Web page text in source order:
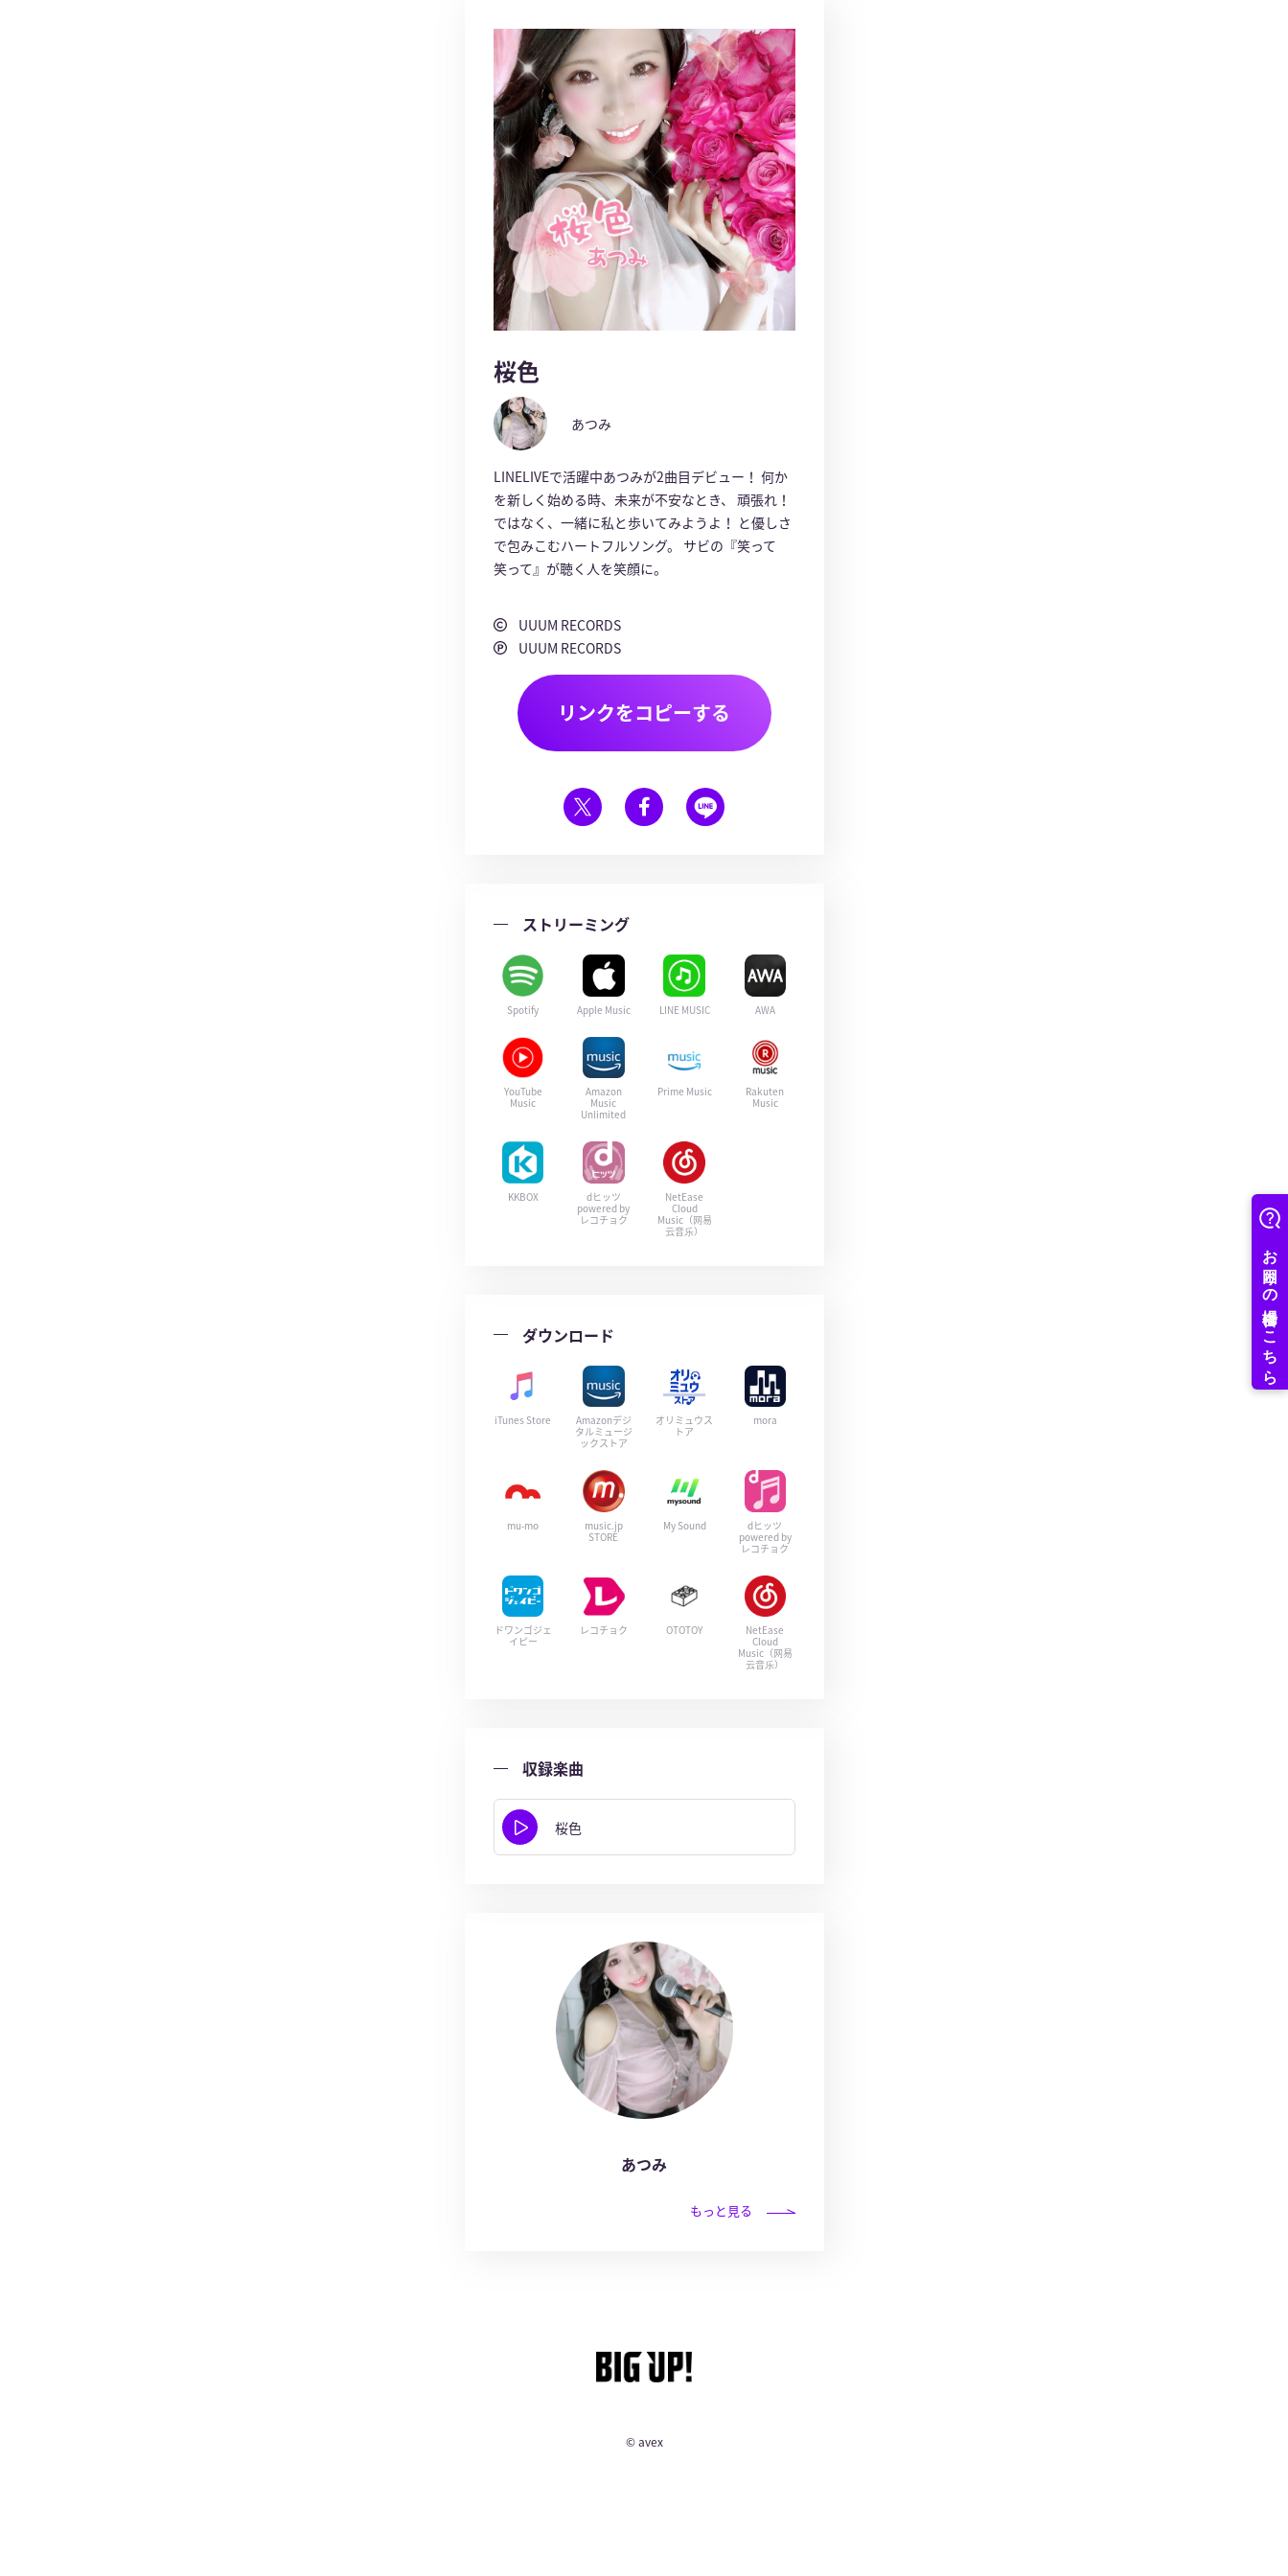
桜色
あつみ
LINELIVEで活躍中あつみが2曲目デビュー！ 何か
を新しく始める時、未来が不安なとき、 頑張れ！
ではなく、一緒に私と歩いてみようよ！ と優しさ
で包みこむハートフルソング。 サビの『笑って
笑って』が聴く人を笑顔に。
UUUM RECORDS
UUUM RECORDS
リンクをコピーする
ストリーミング
Spotify Apple Music LINE MUSIC AWA
YouTube
Music
Amazon
Music
Unlimited
Prime Music
Rakuten
Music
KKBOX
dヒッツ
powered by
レコチョク
NetEase
Cloud
Music（网易
云音乐）
ダウンロード
iTunes Store
Amazonデジ
タルミュージ
ックストア
オリミュウス
トア
mora
mu-mo
music.jp
STORE
My Sound
dヒッツ
powered by
レコチョク
ドワンゴジェ
イピー
レコチョク OTOTOY
NetEase
Cloud
Music（网易
云音乐）
収録楽曲
桜色
あつみ
もっと見る
© avex